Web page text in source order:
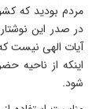
مردم بودید که
در صدر این
آیات الهی نیست
اینکه از ناحیه
شود.